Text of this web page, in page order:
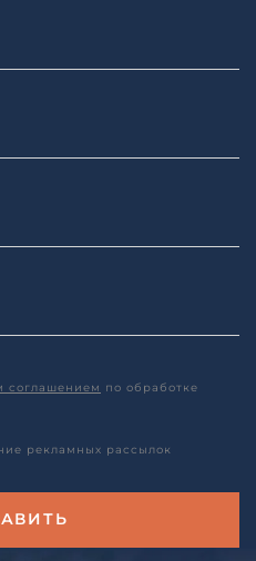
соглашением по обработке
рекламных рассылок